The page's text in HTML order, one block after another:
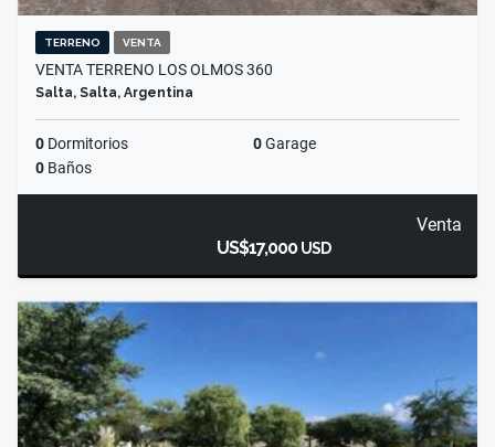
TERRENO VENTA
VENTA TERRENO LOS OLMOS 360
Salta, Salta, Argentina
0 Dormitorios 0Garage
0 Baños
Venta
US$17,000USD